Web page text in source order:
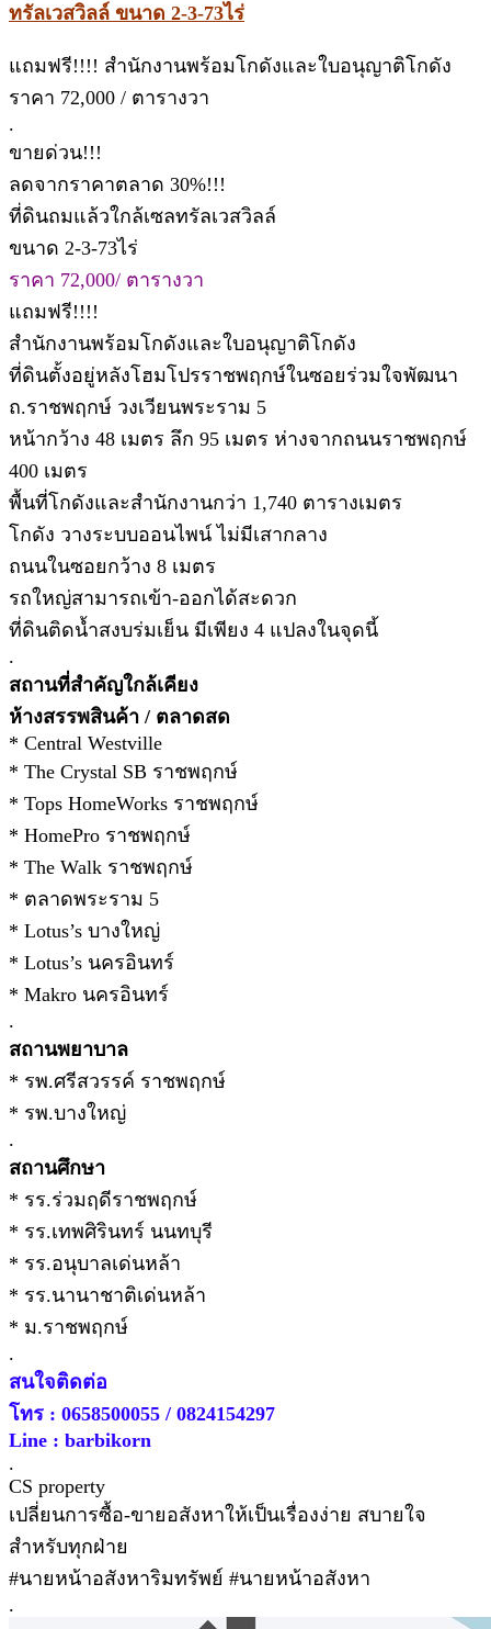
ทรัลเวสวิลล์ ขนาด 2-3-73ไร่
แถมฟรี!!!! สำนักงานพร้อมโกดังและใบอนุญาติโกดัง
ราคา 72,000 / ตารางวา
.
ขายด่วน!!!
ลดจากราคาตลาด 30%!!!
ที่ดินถมแล้วใกล้เซลทรัลเวสวิลล์
ขนาด 2-3-73ไร่
ราคา 72,000/ ตารางวา
แถมฟรี!!!!
สำนักงานพร้อมโกดังและใบอนุญาติโกดัง
ที่ดินตั้งอยู่หลังโฮมโปรราชพฤกษ์ในซอยร่วมใจพัฒนา
ถ.ราชพฤกษ์ วงเวียนพระราม 5
หน้ากว้าง 48 เมตร ลึก 95 เมตร ห่างจากถนนราชพฤกษ์
400 เมตร
พื้นที่โกดังและสำนักงานกว่า 1,740 ตารางเมตร
โกดัง วางระบบออนไพน์ ไม่มีเสากลาง
ถนนในซอยกว้าง 8 เมตร
รถใหญ่สามารถเข้า-ออกได้สะดวก
ที่ดินติดน้ำสงบร่มเย็น มีเพียง 4 แปลงในจุดนี้
.
สถานที่สำคัญใกล้เคียง
ห้างสรรพสินค้า / ตลาดสด
* Central Westville
* The Crystal SB ราชพฤกษ์
* Tops HomeWorks ราชพฤกษ์
* HomePro ราชพฤกษ์
* The Walk ราชพฤกษ์
* ตลาดพระราม 5
* Lotus’s บางใหญ่
* Lotus’s นครอินทร์
* Makro นครอินทร์
.
สถานพยาบาล
* รพ.ศรีสวรรค์ ราชพฤกษ์
* รพ.บางใหญ่
.
สถานศึกษา
* รร.ร่วมฤดีราชพฤกษ์
* รร.เทพศิรินทร์ นนทบุรี
* รร.อนุบาลเด่นหล้า
* รร.นานาชาติเด่นหล้า
* ม.ราชพฤกษ์
.
สนใจติดต่อ
โทร : 0658500055 / 0824154297
Line : barbikorn
.
CS property
เปลี่ยนการซื้อ-ขายอสังหาให้เป็นเรื่องง่าย สบายใจ
สำหรับทุกฝ่าย
#นายหน้าอสังหาริมทรัพย์ #นายหน้าอสังหา
.